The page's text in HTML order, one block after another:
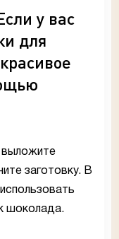
у вас
для
выложите
заготовку. В
шоколада.